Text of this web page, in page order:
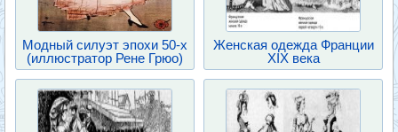
Модный силуэт эпохи 50-х
(иллюстратор Рене Грюо)
Женская одежда Франции
XIX века